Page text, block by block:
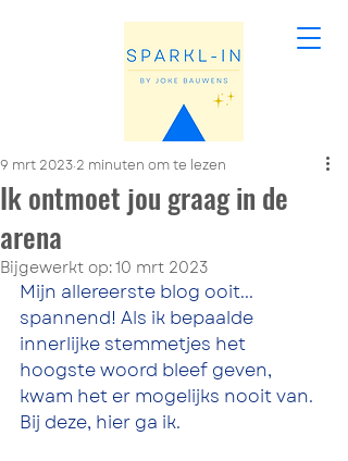
Ik ontmoet jou graag in de
arena
9 mrt 2023 2 minuten om te lezen
Bijgewerkt op:10 mrt 2023
Mijn allereerste blog ooit...
spannend! Als ik bepaalde
innerlijke stemmetjes het
hoogste woord bleef geven,
kwam het er mogelijks nooit van.
Bij deze, hier ga ik.